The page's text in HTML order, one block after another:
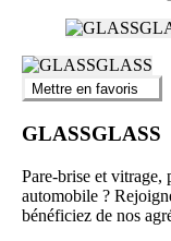
Mettre en favoris
GLASSGLASS
Pare-brise et vitrage,
automobile ?
bénéficiez de nos